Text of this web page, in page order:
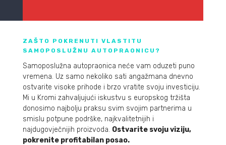
ZAŠTO POKRENUTI VLASTITU
SAMOPOSLUŽNU AUTOPRAONICU?
Samoposlužna autopraonica neće vam oduzeti puno
vremena. Uz samo nekoliko sati angažmana dnevno
ostvarite visoke prihode i brzo vratite svoju investiciju.
Mi u Kromi zahvaljujući iskustvu s europskog tržišta
donosimo najbolju praksu svim svojim partnerima u
smislu potpune podrške, najkvalitetnijih i
najdugovječnijih proizvoda. Ostvarite svoju viziju,
pokrenite profitabilan posao.